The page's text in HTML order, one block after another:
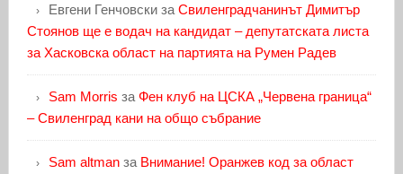
Евгени Генчовскиза Свиленградчанинът Димитър
Стоянов ще е водач на кандидат – депутатската листа
за Хасковска област на партията на Румен Радев
Sam Morris за Фен клуб на ЦСКА „Червена граница“
– Свиленград кани на общо събрание
Sam altmanза Внимание! Оранжев код за област